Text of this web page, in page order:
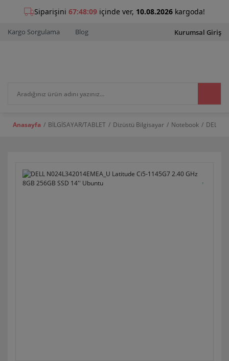
Kargo Sorgulama Blog Kurumsal Giriş
Anasayfa BİLGİSAYAR/TABLET Dizüstü Bilgisayar Notebook DELL